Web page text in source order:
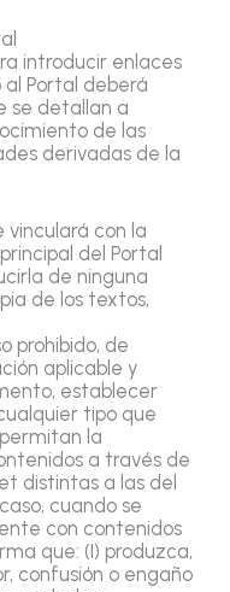
introducir enlaces
al Portal deberá
se detallan a
de las
derivadas de la
vinculará con la
del Portal
de ninguna
de los textos,
prohibido, de
aplicable y
establecer
tipo que
la
a través de
distintas a las del
cuando se
con contenidos
que: (I) produzca,
confusión o engaño